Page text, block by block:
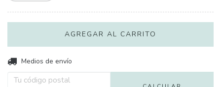
Entregas para el CP:
Medios de envío